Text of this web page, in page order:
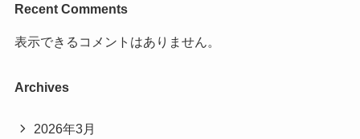
Recent Comments
表示できるコメントはありません。
Archives
2026年3月